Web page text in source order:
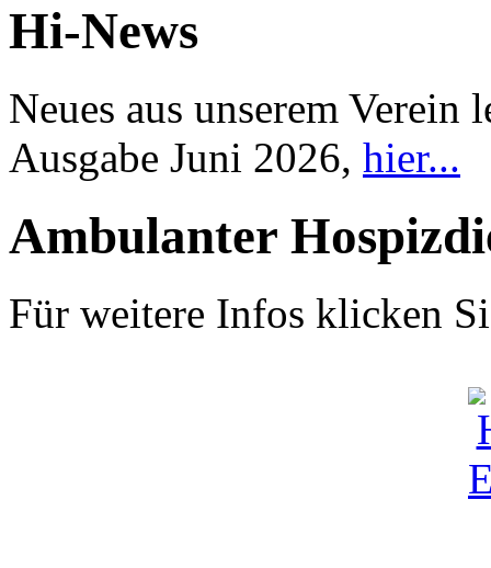
Hi-News
Neues aus unserem
Ausgabe Juni 2026, hier...
Ambulanter
Für weitere Infos klicken